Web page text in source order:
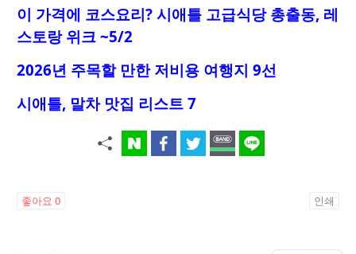
이 가격에 코스요리? 시애틀 고급식당 총출동, 레
스토랑 위크 ~5/2
2026년 주목할 만한 저비용 여행지 9선
시애틀, 말차 맛집 리스트 7
좋아요 0 인쇄